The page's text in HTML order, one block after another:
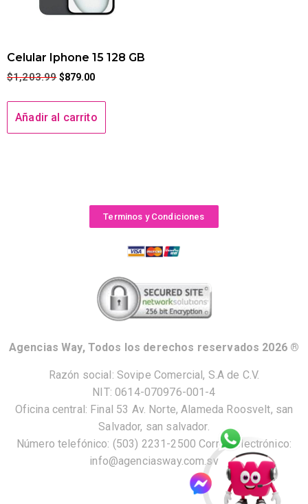
Celular Iphone 15 128 GB
$1,203.99 $879.00
Añadir al carrito
Terminos y Condiciones
Agencias Way, Todos los derechos reservados 2026 ®
Razón social: Sovipe Comercial, S.A de C.V.
NIT: 0614-070976-001-4
Oficina central: Final 53 Av. Norte, Alameda Roosvelt, san
Salvador, san salvador.
Número telefónico: (503) 2231-2500 Correo electrónico:
info@agenciasway.com.sv